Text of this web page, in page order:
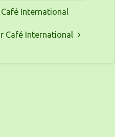
International
Café International